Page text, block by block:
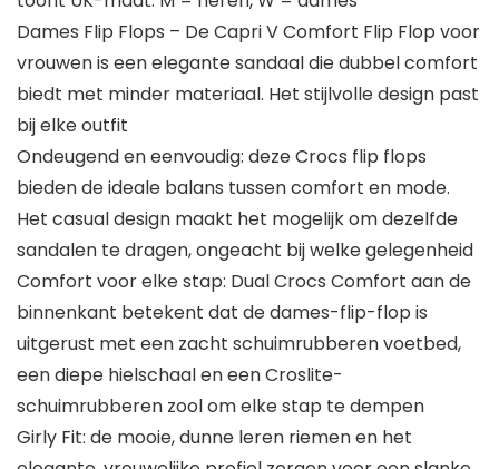
Dames Flip Flops – De Capri V Comfort Flip Flop voor
vrouwen is een elegante sandaal die dubbel comfort
biedt met minder materiaal. Het stijlvolle design past
bij elke outfit
Ondeugend en eenvoudig: deze Crocs flip flops
bieden de ideale balans tussen comfort en mode.
Het casual design maakt het mogelijk om dezelfde
sandalen te dragen, ongeacht bij welke gelegenheid
Comfort voor elke stap: Dual Crocs Comfort aan de
binnenkant betekent dat de dames-flip-flop is
uitgerust met een zacht schuimrubberen voetbed,
een diepe hielschaal en een Croslite-
schuimrubberen zool om elke stap te dempen
Girly Fit: de mooie, dunne leren riemen en het